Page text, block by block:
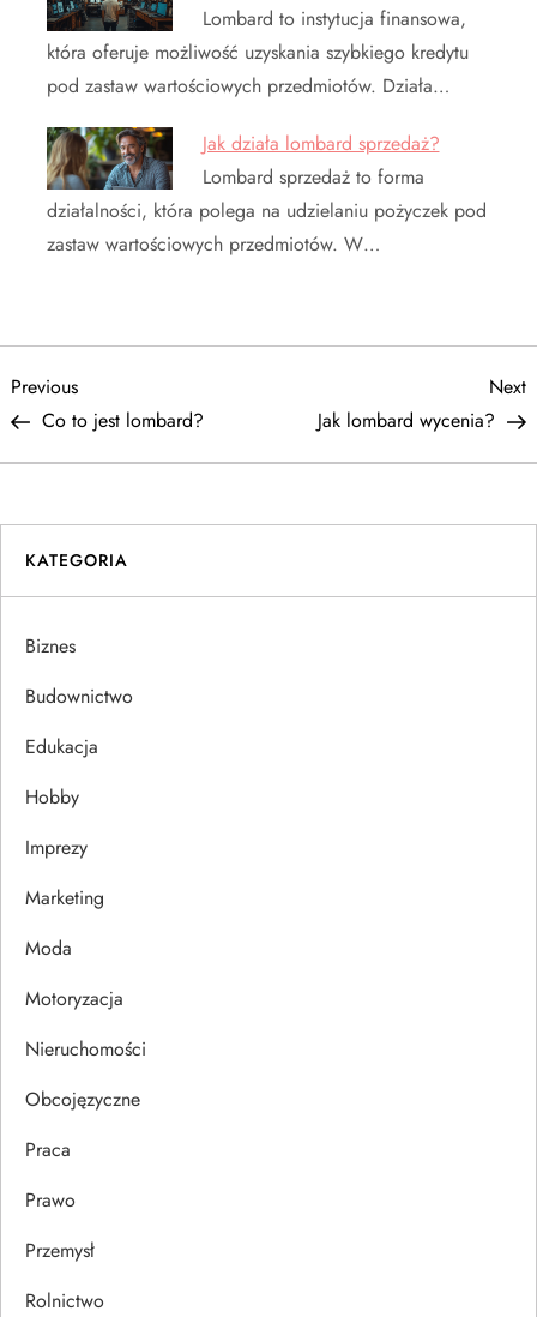
Lombard to instytucja finansowa,
która oferuje możliwość uzyskania szybkiego kredytu
pod zastaw wartościowych przedmiotów. Działa…
Jak działa lombard sprzedaż?
Lombard sprzedaż to forma
działalności, która polega na udzielaniu pożyczek pod
zastaw wartościowych przedmiotów. W…
N
a
w
g
a
c
a
w
p
u
Previous
Post
Previous
Co to jest lombard?
Next
Jak lombard wycenia?
KATEGORIA
Biznes
Budownictwo
Edukacja
Hobby
Imprezy
Marketing
Moda
Motoryzacja
Nieruchomości
Obcojęzyczne
Praca
Prawo
Przemysł
Rolnictwo